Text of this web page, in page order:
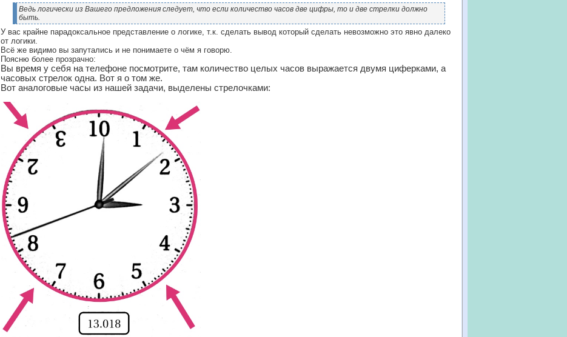
Ведь логически из Вашего предложения следует, что если количество часов две цифры, то и две стрелки должно
быть.
У вас крайне парадоксальное представление о логике, т.к. сделать вывод который сделать невозможно это явно далеко
от логики.
Всё же видимо вы запутались и не понимаете о чём я говорю.
Поясню более прозрачно:
Вы время у себя на телефоне посмотрите, там количество целых часов выражается двумя циферками, а
часовых стрелок одна. Вот я о том же.
Вот аналоговые часы из нашей задачи, выделены стрелочками: